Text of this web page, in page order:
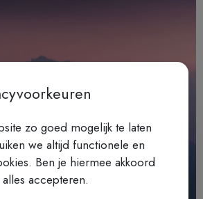
zo goed mogelijk te laten
we altijd functionele en
Ben je hiermee akkoord
accepteren.